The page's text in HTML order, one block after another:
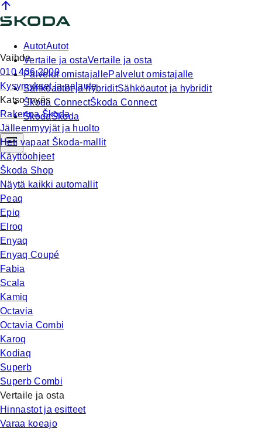
AutotAutot
Vertaile ja ostaVertaile ja osta
Palvelut omistajallePalvelut omistajalle
Sähköautot ja hybriditSähköautot ja hybridit
Škoda ConnectŠkoda Connect
ŠkodaŠkoda
Vaihde
010 436 2000
Kysymykset ja palaute
Katso myös
Rakenna Škoda
Jälleenmyyjät ja huolto
Heti vapaat Škoda-mallit
Käyttöohjeet
Škoda Shop
Näytä kaikki automallit
Peaq
Epiq
Elroq
Enyaq
Enyaq Coupé
Fabia
Scala
Kamiq
Octavia
Octavia Combi
Karoq
Kodiaq
Superb
Superb Combi
Vertaile ja osta
Hinnastot ja esitteet
Varaa koeajo